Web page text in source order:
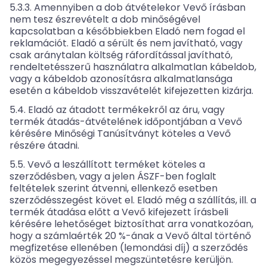
5.3.3. Amennyiben a dob átvételekor Vevő írásban
nem tesz észrevételt a dob minőségével
kapcsolatban a későbbiekben Eladó nem fogad el
reklamációt. Eladó a sérült és nem javítható, vagy
csak aránytalan költség ráfordítással javítható,
rendeltetésszerű használatra alkalmatlan kábeldob,
vagy a kábeldob azonosításra alkalmatlansága
esetén a kábeldob visszavételét kifejezetten kizárja.
5.4. Eladó az átadott termékekről az áru, vagy
termék átadás-átvételének időpontjában a Vevő
kérésére Minőségi Tanúsítványt köteles a Vevő
részére átadni.
5.5. Vevő a leszállított terméket köteles a
szerződésben, vagy a jelen ÁSZF-ben foglalt
feltételek szerint átvenni, ellenkező esetben
szerződésszegést követ el. Eladó még a szállítás, ill. a
termék átadása előtt a Vevő kifejezett írásbeli
kérésére lehetőséget biztosíthat arra vonatkozóan,
hogy a számlaérték 20 %-ának a Vevő által történő
megfizetése ellenében (lemondási díj) a szerződés
közös megegyezéssel megszüntetésre kerüljön.